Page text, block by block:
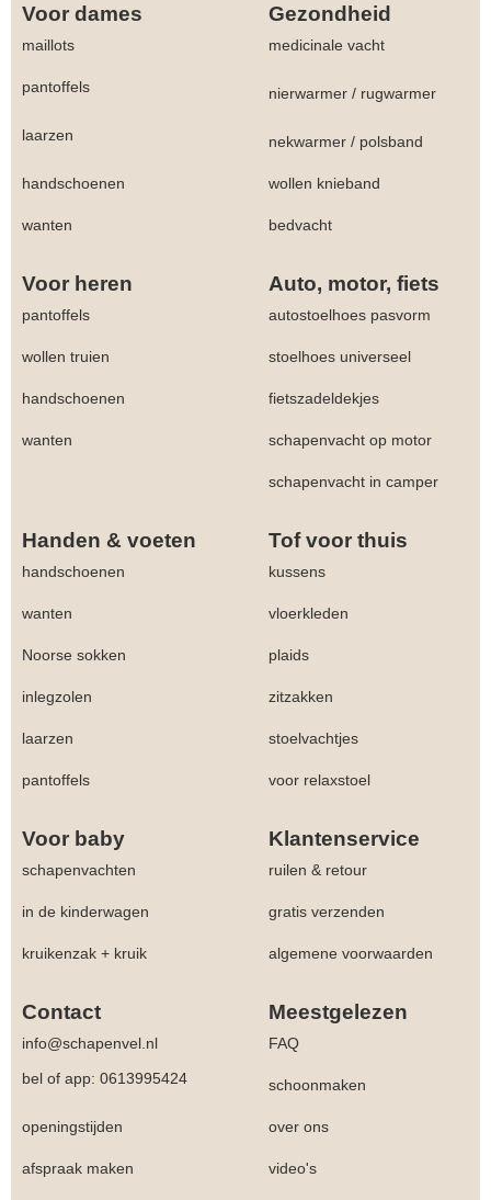
Voor dames Gezondheid
maillots medicinale vacht
pantoffels nierwarmer / rugwarmer
laarzen nekwarmer / polsband
handschoenen wollen knieband
wanten bedvacht
Voor heren Auto, motor, fiets
pantoffels autostoelhoes pasvorm
wollen truien stoelhoes universeel
handschoenen fietszadeldekjes
wanten schapenvacht op motor
schapenvacht in camper
Handen & voeten Tof voor thuis
handschoenen kussens
wanten vloerkleden
Noorse sokken plaids
inlegzolen zitzakken
laarzen stoelvachtjes
pantoffels voor relaxstoel
Voor baby Klantenservice
schapenvachten ruilen & retour
in de kinderwagen gratis verzenden
kruikenzak + kruik algemene voorwaarden
Contact Meestgelezen
info@schapenvel.nl
FAQ
bel of app: 0613995424
schoonmaken
openingstijden over ons
afspraak maken video's